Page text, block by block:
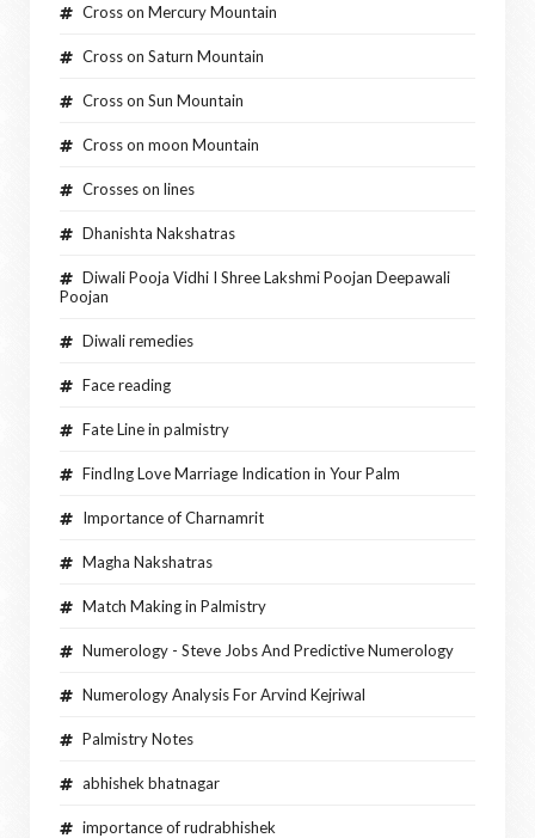
Cross on Mercury Mountain
Cross on Saturn Mountain
Cross on Sun Mountain
Cross on moon Mountain
Crosses on lines
Dhanishta Nakshatras
Diwali Pooja Vidhi I Shree Lakshmi Poojan Deepawali
Poojan
Diwali remedies
Face reading
Fate Line in palmistry
FindIng Love Marriage Indication in Your Palm
Importance of Charnamrit
Magha Nakshatras
Match Making in Palmistry
Numerology - Steve Jobs And Predictive Numerology
Numerology Analysis For Arvind Kejriwal
Palmistry Notes
abhishek bhatnagar
importance of rudrabhishek